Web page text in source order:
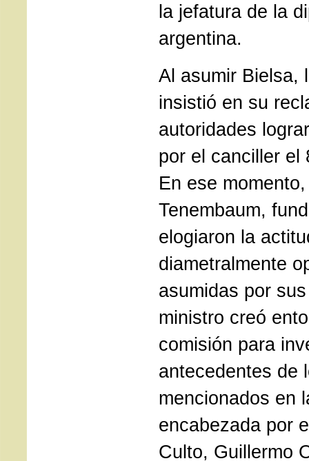
la jefatura de la
argentina.
Al asumir Bielsa,
insistió en su
autoridades
por el canciller el
En ese
Tenembaum,
elogiaron la
diametralmente
asumidas por
ministro creó
comisión para
antecedentes de
mencionados en
encabezada por
Culto, Guillermo